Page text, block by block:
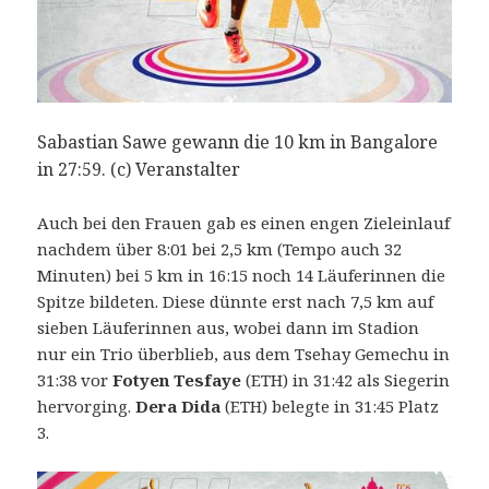
Sabastian Sawe gewann die 10 km in Bangalore
in 27:59. (c) Veranstalter
Auch bei den Frauen gab es einen engen Zieleinlauf
nachdem über 8:01 bei 2,5 km (Tempo auch 32
Minuten) bei 5 km in 16:15 noch 14 Läuferinnen die
Spitze bildeten. Diese dünnte erst nach 7,5 km auf
sieben Läuferinnen aus, wobei dann im Stadion
nur ein Trio überblieb, aus dem Tsehay Gemechu in
31:38 vorFotyen Tesfaye (ETH) in 31:42 als Siegerin
hervorging.Dera Dida (ETH) belegte in 31:45 Platz
3.